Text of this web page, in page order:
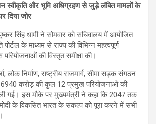
स्वीकृति और भूमि अधिग्रहण से जुड़े लंबित मामलों के
दिया जोर
सिंह धामी ने सोमवार को सचिवालय में आयोजित
पोर्टल के माध्यम से राज्य की विभिन्न महत्वपूर्ण
की विस्तृत समीक्षा की।
लोक निर्माण, राष्ट्रीय राजमार्ग, सीमा सड़क संगठन
6940 करोड़ की कुल 12 प्रमुख परियोजनाओं की
ली गई। इस मौके पर मुख्यमंत्री ने कहा कि 2047 तक
के विकसित भारत के संकल्प को पूरा करने में सभी